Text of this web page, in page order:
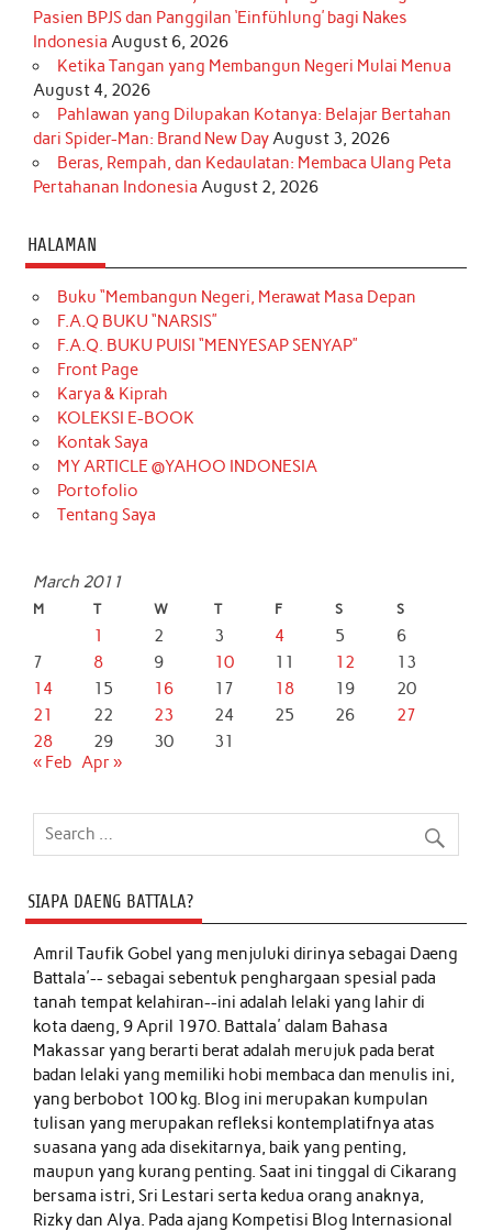
Pasien BPJS dan Panggilan ‘Einfühlung’ bagi Nakes
Indonesia August 6, 2026
Ketika Tangan yang Membangun Negeri Mulai Menua
August 4, 2026
Pahlawan yang Dilupakan Kotanya: Belajar Bertahan
dari Spider-Man: Brand New DayAugust 3, 2026
Beras, Rempah, dan Kedaulatan: Membaca Ulang Peta
Pertahanan Indonesia August 2, 2026
HALAMAN
Buku “Membangun Negeri, Merawat Masa Depan
F.A.Q BUKU “NARSIS”
F.A.Q. BUKU PUISI “MENYESAP SENYAP”
Front Page
Karya & Kiprah
KOLEKSI E-BOOK
Kontak Saya
MY ARTICLE @YAHOO INDONESIA
Portofolio
Tentang Saya
March 2011
M T W T F S S
1 2 3 4 5
6
7
8 9 10 11 12
13
14
15 16 17 18 19
20
21
22 23 24 25 26
27
28
29 30
31
« Feb Apr »
SIAPA DAENG BATTALA?
Amril Taufik Gobelyang menjuluki dirinya sebagai Daeng
Battala'-- sebagai sebentuk penghargaan spesial pada
tanah tempat kelahiran--ini adalah lelaki yang lahir di
kota daeng, 9 April 1970. Battala' dalam Bahasa
Makassar yang berarti berat adalah merujuk pada berat
badan lelaki yang memiliki hobi membaca dan menulis ini,
yang berbobot 100 kg. Blog ini merupakan kumpulan
tulisan yang merupakan refleksi kontemplatifnya atas
suasana yang ada disekitarnya, baik yang penting,
maupun yang kurang penting. Saat ini tinggal di Cikarang
bersama istri, Sri Lestari serta kedua orang anaknya,
Rizky dan Alya. Pada ajang Kompetisi Blog Internasional